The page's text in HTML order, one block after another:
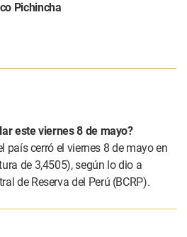
Pichincha
este viernes 8 de mayo?
país cerró el viernes 8 de mayo en
de 3,4505), según lo dio a
de Reserva del Perú (BCRP).